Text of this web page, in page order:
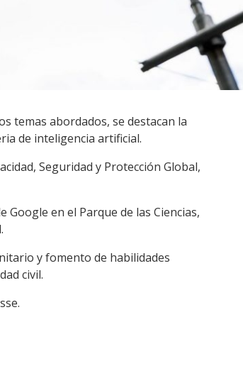
temas abordados, se destacan la
de inteligencia artificial.
Seguridad y Protección Global,
en el Parque de las Ciencias,
y fomento de habilidades
civil.